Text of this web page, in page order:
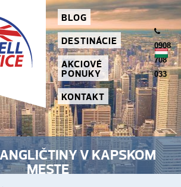
BLOG
DESTINÁCIE
AKCIOVÉ
PONUKY
KONTAKT
0908
708
033
V KAPSKOM
MESTE